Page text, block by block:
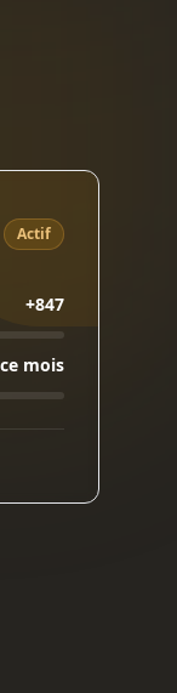
Actif
+847
mois